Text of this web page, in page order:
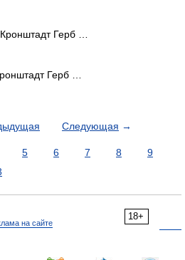
Герб …
Герб …
Следующая →
5 6 7 8
9
18+
на сайте